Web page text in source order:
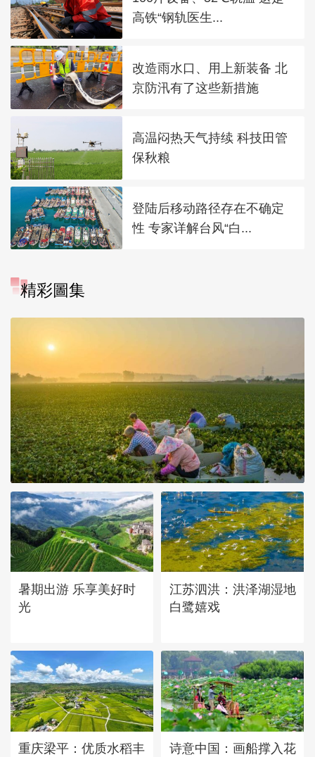
高铁“钢轨医生...
改造雨水口、用上新装备 北
京防汛有了这些新措施
高温闷热天气持续 科技田管
保秋粮
登陆后移动路径存在不确定
性 专家详解台风“白...
精彩圖集
立秋近 采菱忙
暑期出游 乐享美好时
光
江苏泗洪：洪泽湖湿地
白鹭嬉戏
重庆梁平：优质水稻丰
诗意中国：画船撑入花